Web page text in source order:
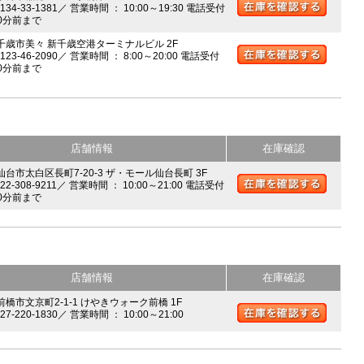
33-1381／ 営業時間 ： 10:00～19:30 電話受付
前まで
歳市美々 新千歳空港ターミナルビル 2F
46-2090／ 営業時間 ： 8:00～20:00 電話受付
前まで
店舗情報 在庫確認
台市太白区長町7-20-3 ザ・モール仙台長町 3F
308-9211／ 営業時間 ： 10:00～21:00 電話受付
前まで
店舗情報 在庫確認
橋市文京町2-1-1 けやきウォーク前橋 1F
220-1830／ 営業時間 ： 10:00～21:00